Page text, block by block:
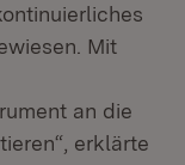
Mit
an die
erklärte